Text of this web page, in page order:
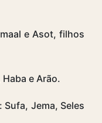
e Asot, filhos
e Arão.
Sufa, Jema, Seles